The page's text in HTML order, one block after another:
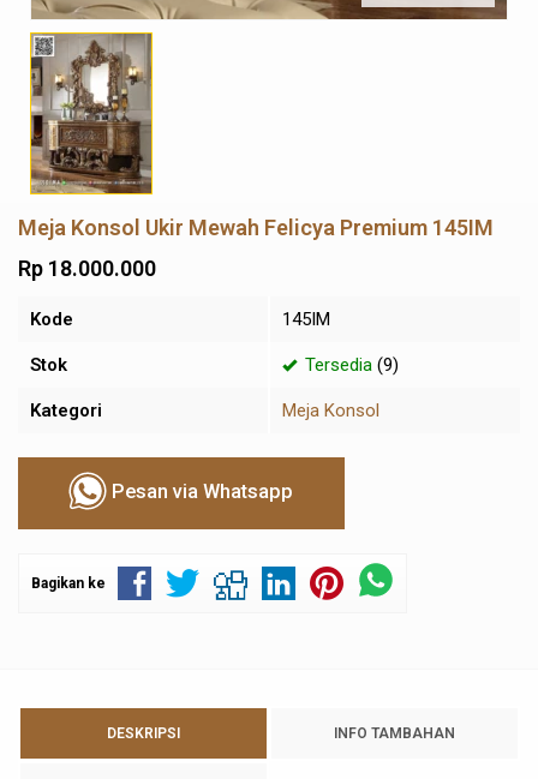
Meja Konsol Ukir Mewah Felicya Premium 145IM
Rp 18.000.000
Kode 145IM
Stok Tersedia (9)
Kategori Meja Konsol
Pesan via Whatsapp
Bagikan ke
DESKRIPSI INFO TAMBAHAN